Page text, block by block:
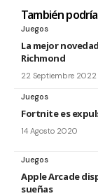
También
Juegos
La mejor
Richmond
22 Septiembre 2022
Juegos
Fortnite es
14 Agosto 2020
Juegos
Apple Arcade
sueñas